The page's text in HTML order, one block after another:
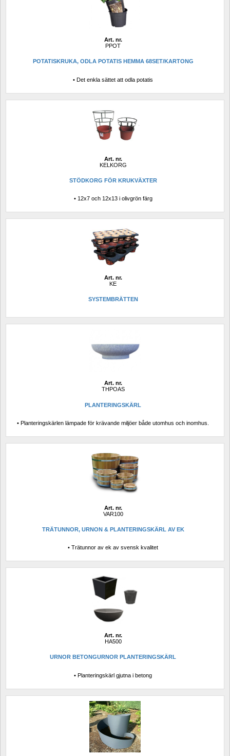
Art. nr.
PPOT
POTATISKRUKA, ODLA POTATIS HEMMA 68SET/KARTONG
• Det enkla sättet att odla potatis
Art. nr.
KELKORG
STÖDKORG FÖR KRUKVÄXTER
• 12x7 och 12x13 i olivgrön färg
Art. nr.
KE
SYSTEMBRÄTTEN
Art. nr.
THPOAS
PLANTERINGSKÄRL
• Planteringskärlen lämpade för krävande miljöer både utomhus och inomhus.
Art. nr.
VAR100
TRÄTUNNOR, URNON & PLANTERINGSKÄRL AV EK
• Trätunnor av ek av svensk kvalitet
Art. nr.
HA500
URNOR BETONGURNOR PLANTERINGSKÄRL
• Planteringskärl gjutna i betong